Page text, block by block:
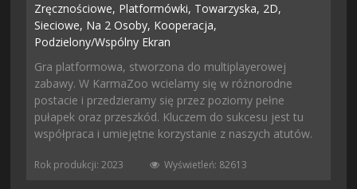
Zręcznościowe, Platformówki, Towarzyska, 2D,
Sieciowe, Na 2 Osoby, Kooperacja,
Podzielony/wspólny Ekran
Gra platformowa, stworzona do multiplayerowej
zabawy. W KarmaZoo wcielamy się w różnorodne
postacie i przedzieramy się przez poziomy pełne
pułapek oraz przeszkód. Kluczem do sukcesu jest tu
współpraca i umiejętne korzystanie z naszych atutów.
Rok produkcji: 2023 Wyświetleń: 82613